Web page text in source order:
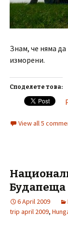
Знам, че няма
изморени.
Споделете това:
View all 5
Будапеща
6 April 2009
trip april 2009,